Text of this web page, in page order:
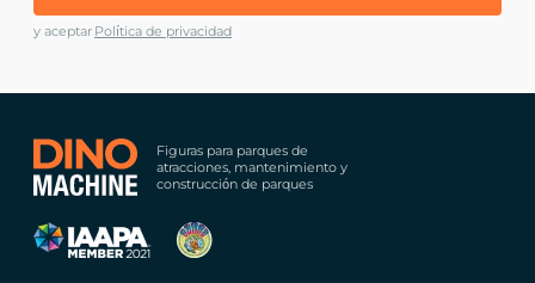
y aceptar Política de privacidad
Figuras para parques de
atracciones, mantenimiento y
construcción de parques